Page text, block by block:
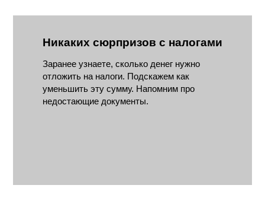
Никаких сюрпризов с налогами
Заранее узнаете, сколько денег нужно
отложить на налоги. Подскажем как
уменьшить эту сумму. Напомним про
недостающие документы.